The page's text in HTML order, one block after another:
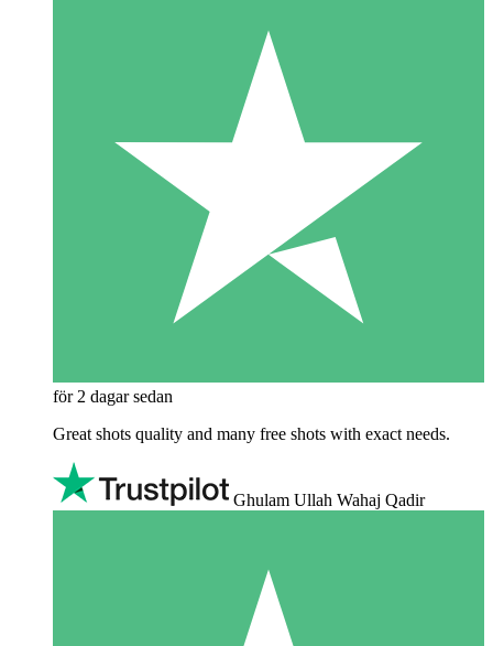
för 2 dagar sedan
Great shots quality and many free shots with exact needs.
Ghulam Ullah Wahaj Qadir